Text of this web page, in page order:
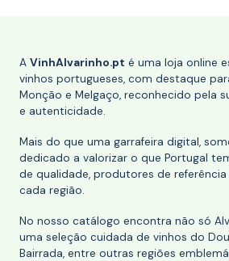
A VinhAlvarinho.pt é uma loja online
vinhos portugueses, com destaque
Monção e Melgaço, reconhecido pela
e autenticidade.
Mais do que uma garrafeira digital,
dedicado a valorizar o que Portugal
de qualidade, produtores de
cada região.
No nosso catálogo encontra não só
uma seleção cuidada de vinhos do
Bairrada, entre outras regiões